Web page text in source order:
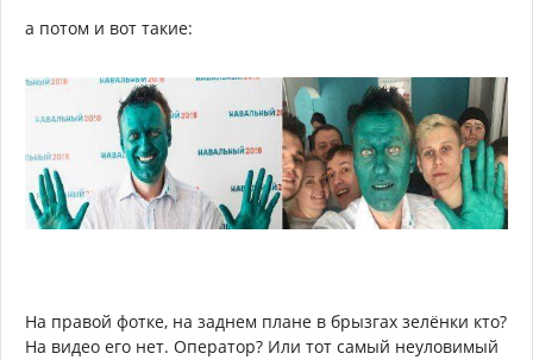
а потом и вот такие:
На правой фотке, на заднем плане в брызгах зелёнки кто?
На видео его нет. Оператор? Или тот самый неуловимый